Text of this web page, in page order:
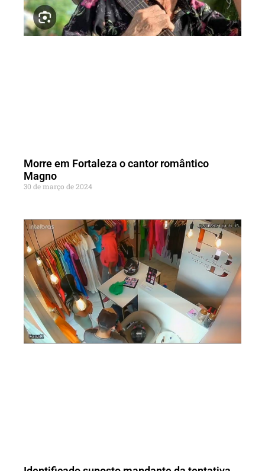
Morre em Fortaleza o cantor romântico
Magno
30 de março de 2024